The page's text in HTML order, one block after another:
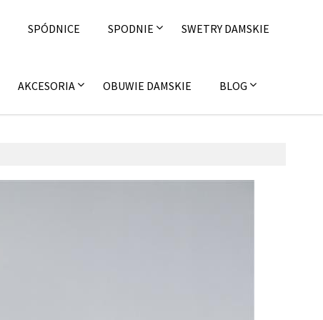
SPÓDNICE SPODNIE SWETRY DAMSKIE
AKCESORIA OBUWIE DAMSKIE BLOG